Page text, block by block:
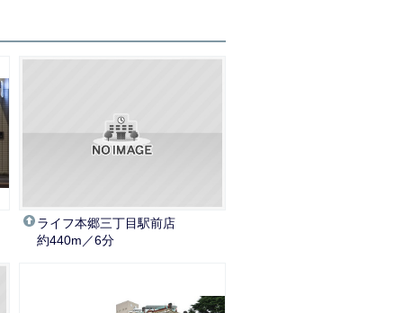
ライフ本郷三丁目駅前店
約440m／6分